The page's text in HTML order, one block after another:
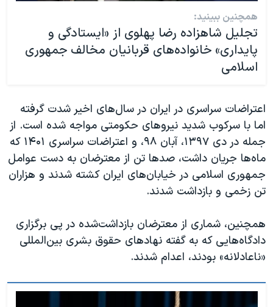
همچنین ببینید:
تجلیل شاهزاده رضا پهلوی از «ایستادگی و
پایداری» خانواده‌های قربانیان مخالف جمهوری
اسلامی
اعتراضات سراسری در ایران در سال‌های اخیر شدت گرفته
اما با سرکوب شدید نیروهای حکومتی مواجه شده است. از
جمله در دی ۱۳۹۷، آبان ۹۸، و اعتراضات سراسری ۱۴۰۱ که
ماه‌ها جریان داشت، صدها تن از معترضان به دست عوامل
جمهوری اسلامی در خیابان‌های ایران کشته شدند و هزاران
تن زخمی و بازداشت شدند.
همچنین، شماری از معترضان بازداشت‌شده در پی برگزاری
دادگاه‌هایی که به گفته نهادهای حقوق بشری بین‌المللی
«ناعادلانه» بودند، اعدام شدند.